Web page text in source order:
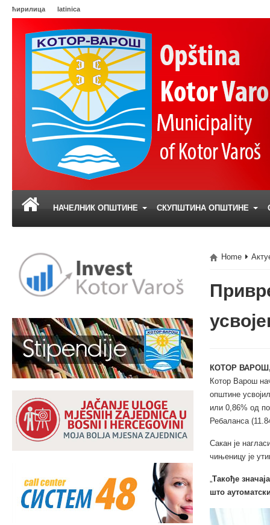
ћирилица latinica
НАЧЕЛНИК ОПШТИНЕ СКУПШТИНА ОПШТИНЕ
Home
КОТОР
Котор Варош
општине
или 0,86% од
Ребаланса
Сакан је
чињеницу је
„Такође
што